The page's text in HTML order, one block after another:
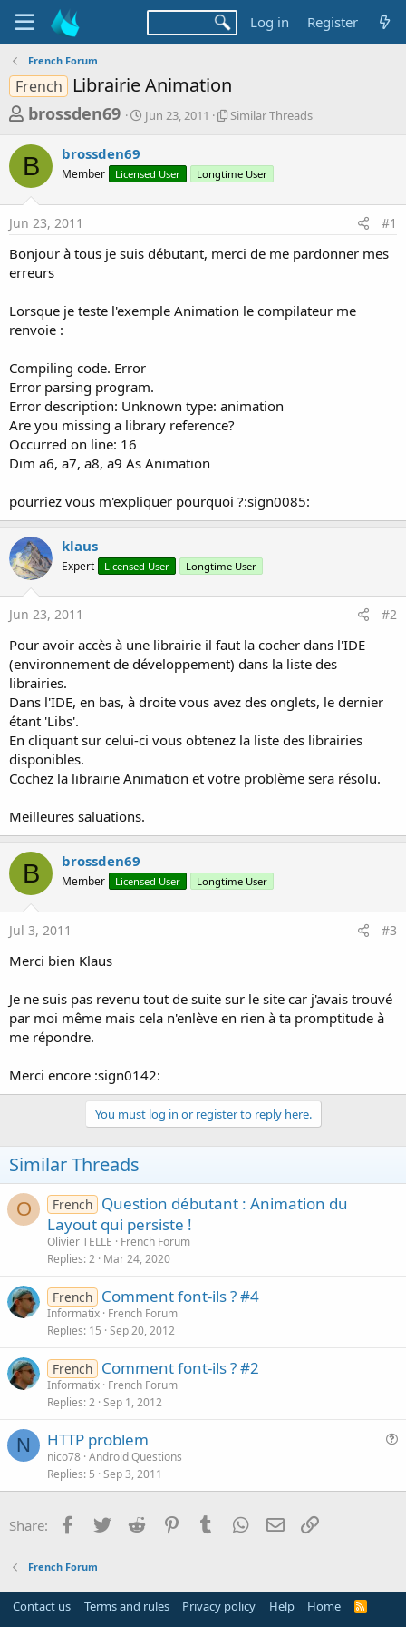
Log in Register
French Forum
French Librairie Animation
T
r
e
a
d
s
t
r
t
e
r
brossden69
S
t
t
a
Jun 23, 2011
S
l
r
r
d
Similar Threads
B brossden69
Member Licensed User Longtime User
Jun 23, 2011 #1
Bonjour à tous je suis débutant, merci de me pardonner mes
erreurs
Lorsque je teste l'exemple Animation le compilateur me
renvoie :
Compiling code. Error
Error parsing program.
Error description: Unknown type: animation
Are you missing a library reference?
Occurred on line: 16
Dim a6, a7, a8, a9 As Animation
pourriez vous m'expliquer pourquoi ?:sign0085:
klaus
Expert Licensed User Longtime User
Jun 23, 2011 #2
Pour avoir accès à une librairie il faut la cocher dans l'IDE
(environnement de développement) dans la liste des
librairies.
Dans l'IDE, en bas, à droite vous avez des onglets, le dernier
étant 'Libs'.
En cliquant sur celui-ci vous obtenez la liste des librairies
disponibles.
Cochez la librairie Animation et votre problème sera résolu.
Meilleures saluations.
B brossden69
Member Licensed User Longtime User
Jul 3, 2011 #3
Merci bien Klaus
Je ne suis pas revenu tout de suite sur le site car j'avais trouvé
par moi même mais cela n'enlève en rien à ta promptitude à
me répondre.
Merci encore :sign0142:
You must log in or register to reply here.
Similar Threads
O French Question débutant : Animation du
Layout qui persiste !
Olivier TELLE
French Forum
Replies 2 Mar 24, 2020
French Comment font-ils ? #4
Informatix French Forum
Replies 15 Sep 20, 2012
French Comment font-ils ? #2
Informatix French Forum
Replies 2 Sep 1, 2012
N
s
HTTP problem
nico78 Android Questions
Replies 5 Sep 3, 2011
Share: Facebook
Twitter Reddit PinterestTumblr WhatsApp
Email
French Forum
Contact us Terms and rules Privacy policy Help Home
R